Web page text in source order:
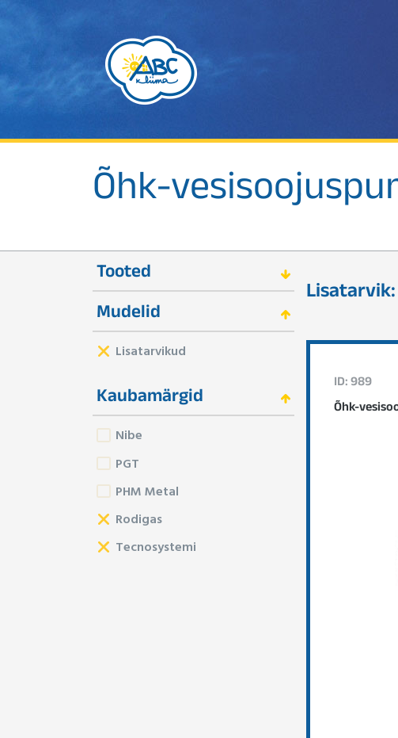
Õhk-
Tooted
Mudelid
Lisatarvikud
Kaubamärgid
Nibe
PGT
PHM Metal
Rodigas
Tecnosystemi
Lisatarvik:
ID: 989
Õhk-